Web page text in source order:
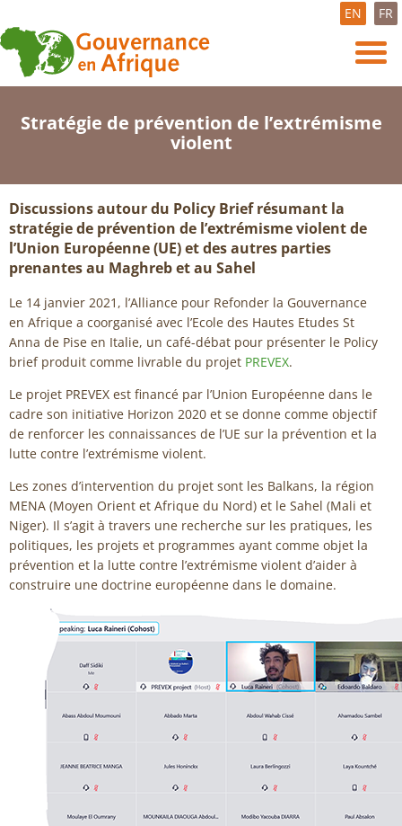
EN FR
Stratégie de prévention de l’extrémisme
violent
Discussions autour du Policy Brief résumant la
stratégie de prévention de l’extrémisme violent de
l’Union Européenne (UE) et des autres parties
prenantes au Maghreb et au Sahel
Le 14 janvier 2021, l’Alliance pour Refonder la Gouvernance
en Afrique a coorganisé avec l’Ecole des Hautes Etudes St
Anna de Pise en Italie, un café-débat pour présenter le Policy
brief produit comme livrable du projet PREVEX.
Le projet PREVEX est financé par l’Union Européenne dans le
cadre son initiative Horizon 2020 et se donne comme objectif
de renforcer les connaissances de l’UE sur la prévention et la
lutte contre l’extrémisme violent.
Les zones d’intervention du projet sont les Balkans, la région
MENA (Moyen Orient et Afrique du Nord) et le Sahel (Mali et
Niger). Il s’agit à travers une recherche sur les pratiques, les
politiques, les projets et programmes ayant comme objet la
prévention et la lutte contre l’extrémisme violent d’aider à
construire une doctrine européenne dans le domaine.